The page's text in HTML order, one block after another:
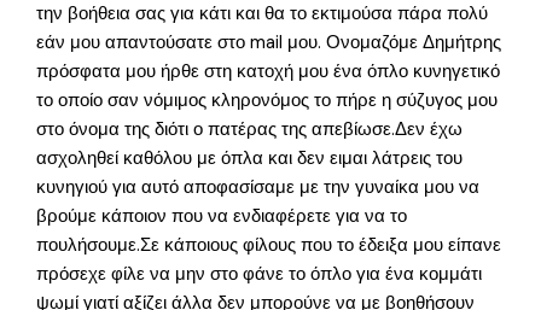
την βοήθεια σας για κάτι και θα το εκτιμούσα πάρα πολύ
εάν μου απαντούσατε στο mail μου. Ονομαζόμε Δημήτρης
πρόσφατα μου ήρθε στη κατοχή μου ένα όπλο κυνηγετικό
το οποίο σαν νόμιμος κληρονόμος το πήρε η σύζυγος μου
στο όνομα της διότι ο πατέρας της απεβίωσε.Δεν έχω
ασχοληθεί καθόλου με όπλα και δεν ειμαι λάτρεις του
κυνηγιού για αυτό αποφασίσαμε με την γυναίκα μου να
βρούμε κάποιον που να ενδιαφέρετε για να το
πουλήσουμε.Σε κάποιους φίλους που το έδειξα μου είπανε
πρόσεχε φίλε να μην στο φάνε το όπλο για ένα κομμάτι
ψωμί γιατί αξίζει άλλα δεν μπορούνε να με βοηθήσουν